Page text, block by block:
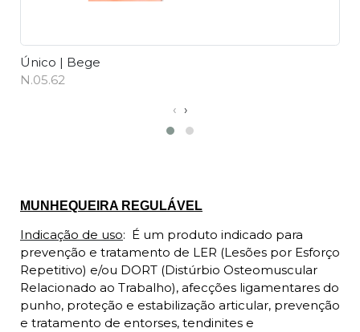
Único | Bege
N.05.62
‹ ›
MUNHEQUEIRA REGULÁVEL
Indicação de uso: É um produto indicado para
prevenção e tratamento de LER (Lesões por Esforço
Repetitivo) e/ou DORT (Distúrbio Osteomuscular
Relacionado ao Trabalho), afecções ligamentares do
punho, proteção e estabilização articular, prevenção
e tratamento de entorses, tendinites e